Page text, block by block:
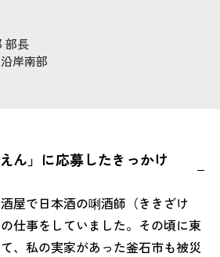
部長
岸南部
ん」に応募したきっかけ
屋で日本酒の唎酒師（ききざけ
仕事をしていました。その頃に東
、私の実家があった釜石市も被災